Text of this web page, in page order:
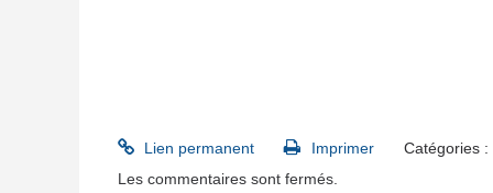
Lien permanent Imprimer Catégories :
Les commentaires sont fermés.